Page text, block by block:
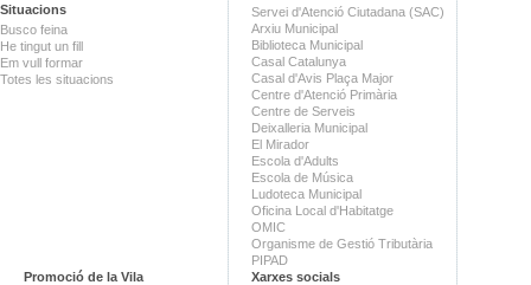
Situacions
Busco feina
He tingut un fill
Em vull formar
Totes les situacions
Servei d'Atenció Ciutadana (SAC)
Arxiu Municipal
Biblioteca Municipal
Casal Catalunya
Casal d'Avis Plaça Major
Centre d'Atenció Primària
Centre de Serveis
Deixalleria Municipal
El Mirador
Escola d'Adults
Escola de Música
Ludoteca Municipal
Oficina Local d'Habitatge
OMIC
Organisme de Gestió Tributària
PIPAD
Promoció de la Vila
Xarxes socials